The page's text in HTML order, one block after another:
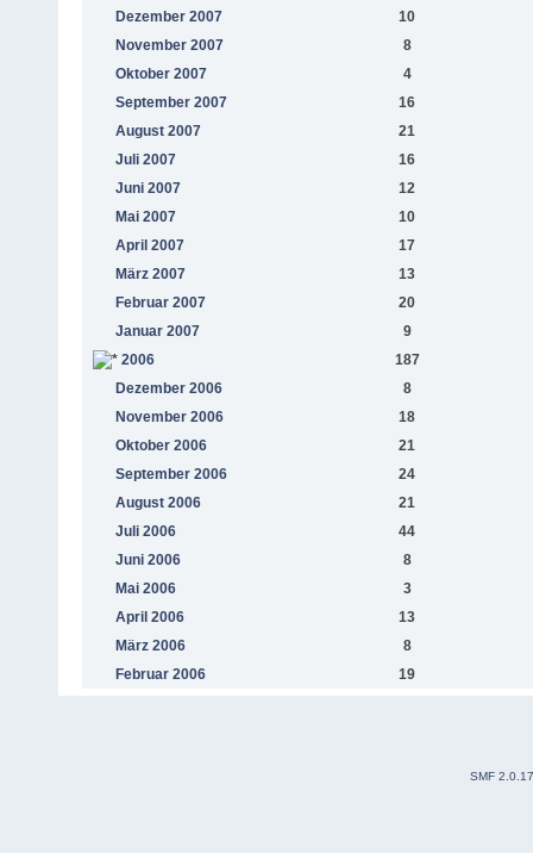
Dezember 2007
10
November 2007
8
Oktober 2007
4
September 2007
16
August 2007
21
Juli 2007
16
Juni 2007
12
Mai 2007
10
April 2007
17
März 2007
13
Februar 2007
20
Januar 2007
9
2006
187
Dezember 2006
8
November 2006
18
Oktober 2006
21
September 2006
24
August 2006
21
Juli 2006
44
Juni 2006
8
Mai 2006
3
April 2006
13
März 2006
8
Februar 2006
19
SMF 2.0.17